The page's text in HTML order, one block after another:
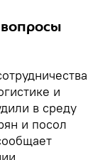
и
в среду
и посол